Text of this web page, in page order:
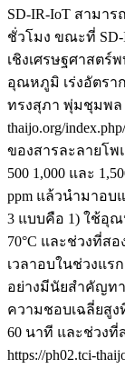
SD-IR-IoT สามา
ชั่วโมง ขณะที่ SD-
เชิงเศรษฐศาสตร์
อุณหภูมิ เร่งอัตรา
ทรงสุภา พุ่มชุมพล
thaijo.org/
ของสารละลายโพ
500 1,000 และ
ppm แล้วนำมาอบ
3 แบบคือ 1) ใช้อุณ
70°C และช่วงที่ส
เวลาอบในช่วงแร
อย่างมีนัยสำคัญท
ความชอบเฉลี่ยสู
60 นาที และช่วงที่ส
https://ph02.tci-